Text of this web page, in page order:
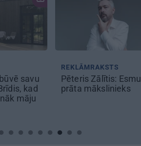
savu
kad
māju
REKLĀMRAKSTS
Pēteris Zālītis: Esmu
prāta mākslinieks